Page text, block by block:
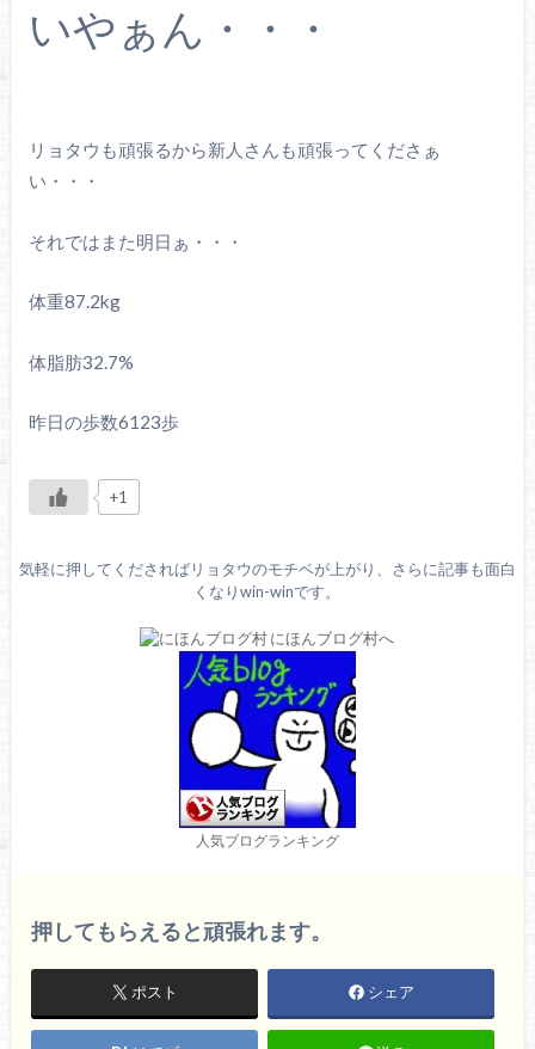
いやぁん・・・
リョタウも頑張るから新人さんも頑張ってくださぁ
い・・・
それではまた明日ぁ・・・
体重87.2kg
体脂肪32.7%
昨日の歩数6123歩
+1
気軽に押してくださればリョタウのモチベが上がり、さらに記事も面白
くなりwin-winです。
人気ブログランキング
押してもらえると頑張れます。
ポスト シェア